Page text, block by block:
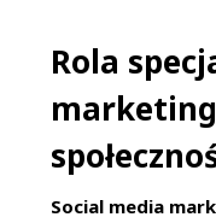
Rola
Social media